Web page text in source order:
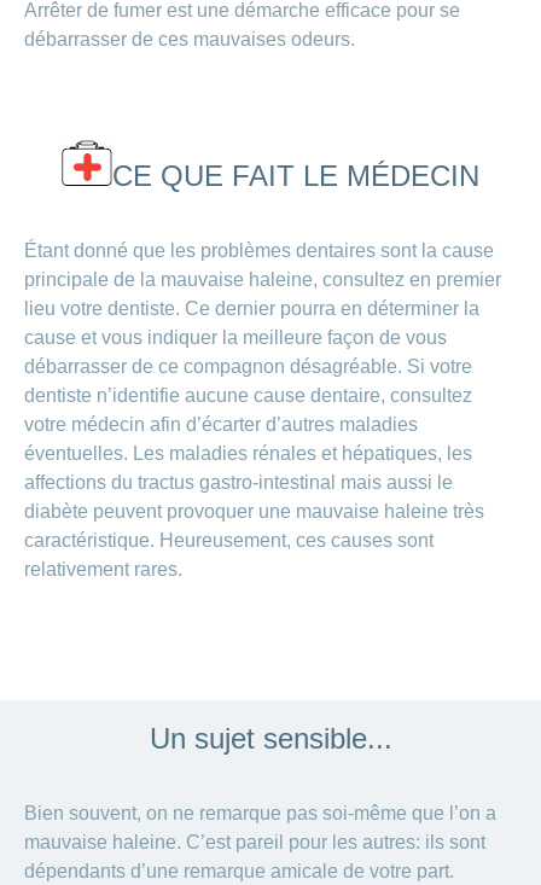
Arrêter de fumer est une démarche efficace pour se
débarrasser de ces mauvaises odeurs.
CE QUE FAIT LE MÉDECIN
Étant donné que les problèmes dentaires sont la cause
principale de la mauvaise haleine, consultez en premier
lieu votre dentiste. Ce dernier pourra en déterminer la
cause et vous indiquer la meilleure façon de vous
débarrasser de ce compagnon désagréable. Si votre
dentiste n’identifie aucune cause dentaire, consultez
votre médecin afin d’écarter d’autres maladies
éventuelles. Les maladies rénales et hépatiques, les
affections du tractus gastro-intestinal mais aussi le
diabète peuvent provoquer une mauvaise haleine très
caractéristique. Heureusement, ces causes sont
relativement rares.
Un sujet sensible...
Bien souvent, on ne remarque pas soi-même que l’on a
mauvaise haleine. C’est pareil pour les autres: ils sont
dépendants d’une remarque amicale de votre part.